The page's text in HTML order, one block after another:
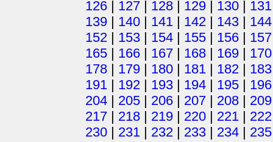
126 | 127 | 128 | 129 | 130 | 131
139 | 140 | 141 | 142 | 143 | 144
152 | 153 | 154 | 155 | 156 | 157
165 | 166 | 167 | 168 | 169 | 170
178 | 179 | 180 | 181 | 182 | 183
191 | 192 | 193 | 194 | 195 | 196
204 | 205 | 206 | 207 | 208 | 209
217 | 218 | 219 | 220 | 221 | 222
230 | 231 | 232 | 233 | 234 | 235